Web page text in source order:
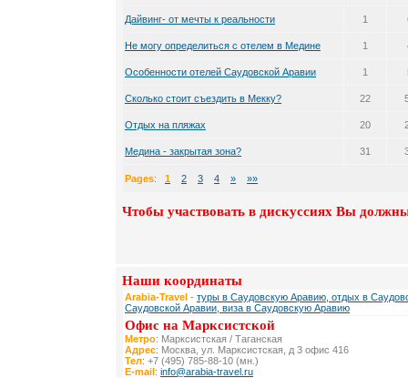
Дайвинг- от мечты к реальности 1
Не могу определиться с отелем в Медине 1
Особенности отелей Саудовской Аравии 1
Сколько стоит съездить в Мекку? 22
Отдых на пляжах 20
Медина - закрытая зона? 31
Pages: 1 2 3 4 » »»
Чтобы участвовать в дискуссиях Вы
Наши координаты
Arabia-Travel - туры в Саудовскую Аравию, отдых в
Саудовской Аравии, виза в Саудовскую Аравию
Офис на Марксистской
Метро: Марксистская / Таганская
Адрес: Москва, ул. Марксистская, д 3 офис 416
Тел: +7 (495) 785-88-10 (мн.)
E-mail: info@arabia-travel.ru